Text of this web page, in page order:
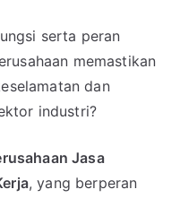
serta peran
memastikan
dan
industri?
Jasa
, yang berperan